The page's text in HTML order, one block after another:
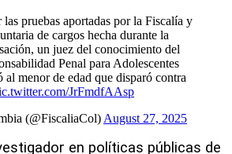
pruebas aportadas por la Fiscalía y
de cargos hecha durante la
un juez del conocimiento del
Penal para Adolescentes
al menor de edad que disparó contra
JrFmdfAAsp
(@FiscaliaCol)August 27, 2025
en políticas públicas de